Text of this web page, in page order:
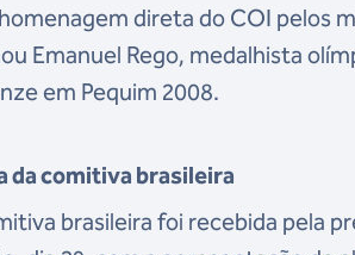
direta do COI pelos
Emanuel Rego, medalhista
em Pequim 2008.
da comitiva brasileira
brasileira foi recebida pela